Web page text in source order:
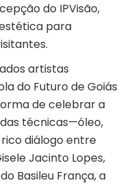
do IPVisão,
para
artistas
do Futuro de Goiás
de celebrar a
técnicas—óleo,
diálogo entre
Jacinto Lopes,
Basileu França, a